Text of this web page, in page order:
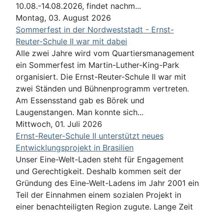
10.08.-14.08.2026, findet nachm...
Montag, 03. August 2026
Sommerfest in der Nordweststadt - Ernst-
Reuter-Schule II war mit dabei
Alle zwei Jahre wird vom Quartiersmanagement
ein Sommerfest im Martin-Luther-King-Park
organisiert. Die Ernst-Reuter-Schule II war mit
zwei Ständen und Bühnenprogramm vertreten.
Am Essensstand gab es Börek und
Laugenstangen. Man konnte sich...
Mittwoch, 01. Juli 2026
Ernst-Reuter-Schule II unterstützt neues
Entwicklungsprojekt in Brasilien
Unser Eine-Welt-Laden steht für Engagement
und Gerechtigkeit. Deshalb kommen seit der
Gründung des Eine-Welt-Ladens im Jahr 2001 ein
Teil der Einnahmen einem sozialen Projekt in
einer benachteiligten Region zugute. Lange Zeit